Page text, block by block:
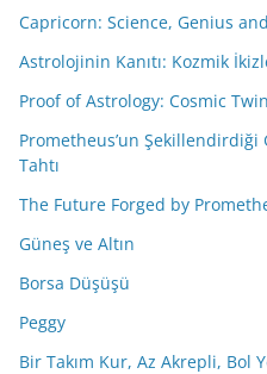
Capricorn: Science, Genius
Astrolojinin Kanıtı: Kozmik
Proof of Astrology: Cosmic
Prometheus’un Şekillendirdiği
Tahtı
The Future Forged by
Güneş ve Altın
Borsa Düşüşü
Peggy
Bir Takım Kur, Az Akrepli, Bol